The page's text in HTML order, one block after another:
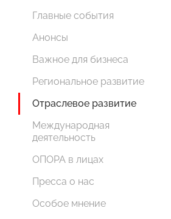
Главные события
Анонсы
Важное для бизнеса
Региональное развитие
Отраслевое развитие
Международная
деятельность
ОПОРА в лицах
Пресса о нас
Особое мнение